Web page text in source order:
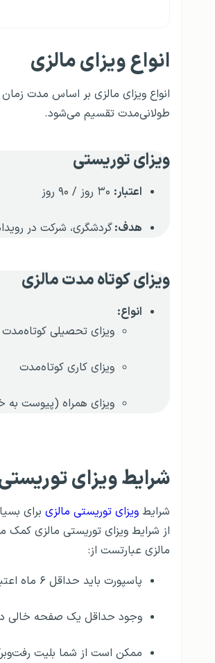
انواع ویزای مالزی
انواع ویزای مالزی بر اساس مدت
طولانی‌مدت تقسیم می‌شود.
ویزای توریستی
اعتبار:
هدف:گردشگری، شرکت در
ویزای کوتاه مدت مالزی
انواع:
ویزای تحصیلی کوتاه‌مدت
ویزای کاری کوتاه‌مدت
ویزای همراه (پیوست به
شرایط ویزای
شرایط ویزای توریستی مالزی برای
از شرایط ویزای توریستی مالزی کمک
مالزی عبارتست از:
پاسپورت باید حداقل ۶ ماه اعتبار از تاریخ ورود به مالزی داشته باشد.
وجود حداقل یک صفحه خالی در
ممکن است از شما بلیت